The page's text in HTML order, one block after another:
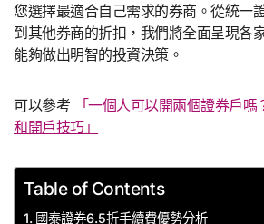
您選擇最適合自己需求的券商。從統一
到其他券商的折扣，我們將全面呈現各
能夠做出明智的投資決策。
可以參考
「一個人可以開兩個證券戶
和開戶技巧」
Table of Contents
國泰證券6.5折手續費優勢分析